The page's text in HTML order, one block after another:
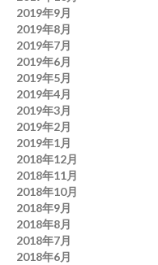
2019年9月
2019年8月
2019年7月
2019年6月
2019年5月
2019年4月
2019年3月
2019年2月
2019年1月
2018年12月
2018年11月
2018年10月
2018年9月
2018年8月
2018年7月
2018年6月